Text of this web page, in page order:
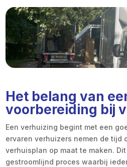
Het belang van
voorbereiding bij
Een verhuizing begint met een
ervaren verhuizers nemen de tijd
verhuisplan op maat te maken.
gestroomlijnd proces waarbij